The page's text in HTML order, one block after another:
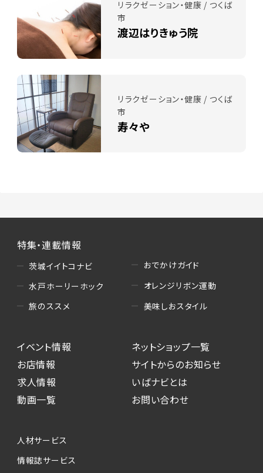
リラクゼーション・健康 / つくば
市
渡辺はりきゅう院
リラクゼーション・健康 / つくば
市
寿々や
特集・連載情報
茨城イイトコナビ
水戸ホーリーホック
旅のススメ
おでかけガイド
オレンジリボン運動
美味しおスタイル
イベント情報
お店情報
求人情報
動画一覧
ネットショップ一覧
サイトからのお知らせ
いばナビとは
お問い合わせ
人材サービス
情報誌サービス